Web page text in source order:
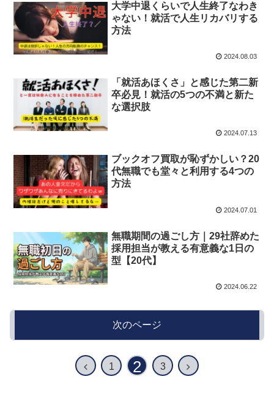
大学中退くらいで人生終了なわき
ゃない！就活で人生リカバリする
方法
2024.08.03
「就活あほくさ」と感じた第二新
卒必見！就活の5つの不満と新た
な選択肢
2024.07.13
ブックオフ買取が恥ずかしい？20
代無職でも堂々と利用する4つの
方法
2024.07.01
無職期間の過ごし方｜29社辞めた
採用担当が教える有意義な1日の
型【20代】
2024.06.22
次のページ
前
1 2 3
次